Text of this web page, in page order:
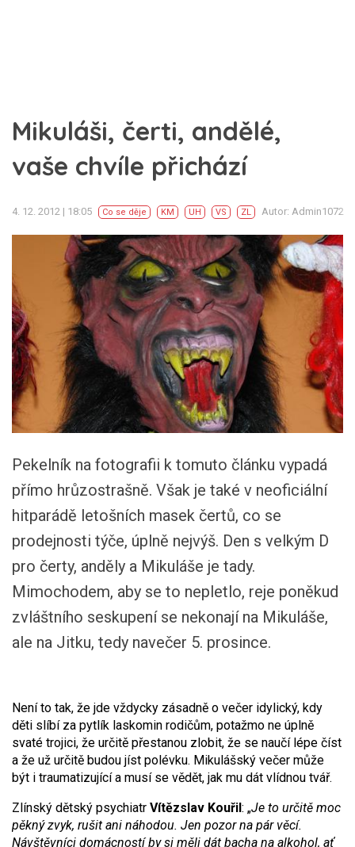
Mikuláši, čerti, andělé,
vaše chvíle přichází
4. 12. 2012 | 18:05 Co se děje KM UH VS ZL Autor: Admin1072
Pekelník na fotografii k tomuto článku vypadá
přímo hrůzostrašně. Však je také v neoficiální
hitparádě letošních masek čertů, co se
prodejnosti týče, úplně nejvýš. Den s velkým D
pro čerty, anděly a Mikuláše je tady.
Mimochodem, aby se to nepletlo, reje poněkud
zvláštního seskupení se nekonají na Mikuláše,
ale na Jitku, tedy navečer 5. prosince.
Není to tak, že jde vždycky zásadně o večer idylický, kdy
děti slíbí za pytlík laskomin rodičům, potažmo ne úplně
svaté trojici, že určitě přestanou zlobit, že se naučí lépe číst
a že už určitě budou jíst polévku. Mikulášský večer může
být i traumatizující a musí se vědět, jak mu dát vlídnou tvář.
Zlínský dětský psychiatr Vítězslav Kouřil: „Je to určitě moc
pěkný zvyk, rušit ani náhodou. Jen pozor na pár věcí.
Návštěvníci domácností by si měli dát bacha na alkohol, ať